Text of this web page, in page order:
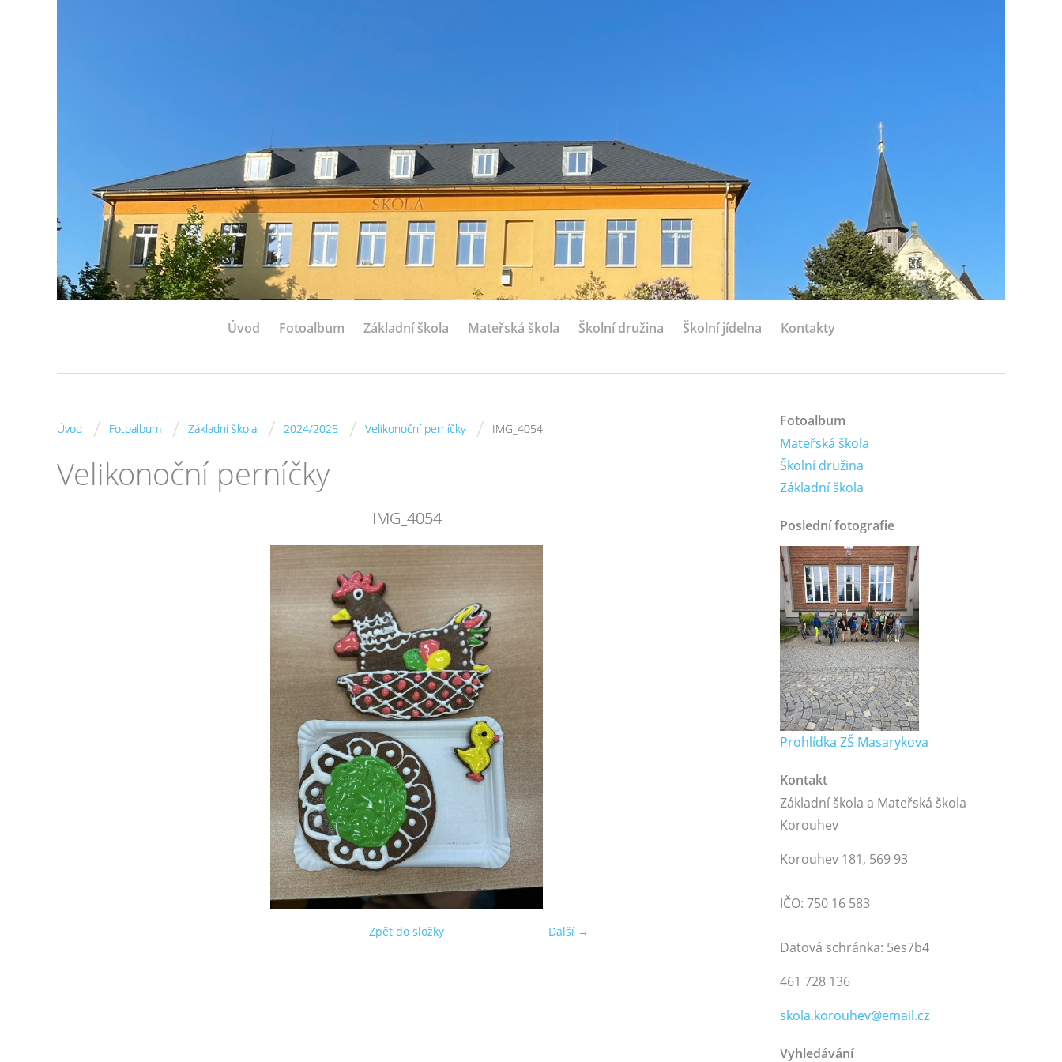
Úvod Fotoalbum Základní škola Mateřská škola Školní družina Školní jídelna Kontakty
Úvod / Fotoalbum / Základní škola / 2024/2025 / Velikonoční perníčky / IMG_4054
Velikonoční perníčky
IMG_4054
Další →
Zpět do složky
Fotoalbum
Mateřská škola
Školní družina
Základní škola
Poslední fotografie
Prohlídka ZŠ Masarykova
Kontakt
Základní škola a Mateřská škola
Korouhev
Korouhev 181, 569 93
IČO: 750 16 583
Datová schránka: 5es7b4
461 728 136
skola.korouhev@email.cz
Vyhledávání